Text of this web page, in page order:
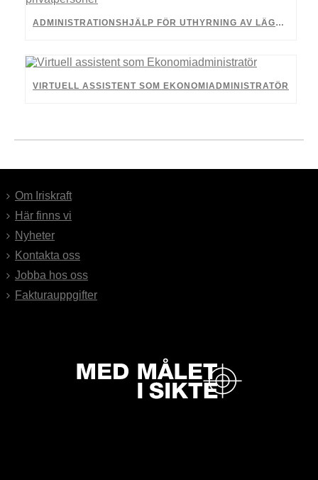
ADMINISTRATIONSHJÄLP FÖR UTHYRNING AV LÄGENHETER TILL PRIVATPERSONER
VIRTUELL ASSISTENT SOM EKONOMIADMINISTRATÖR
Om Iriskraft
Här finns vi
Nyheter
Kontakta oss
Jobba hos oss
Fakturauppgifter